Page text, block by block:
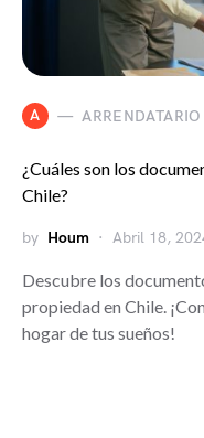
A ARRENDATARIO
¿Cuáles son los
Chile?
by Houm Abril 18,
Descubre los
propiedad en Chile.
hogar de tus sueños!